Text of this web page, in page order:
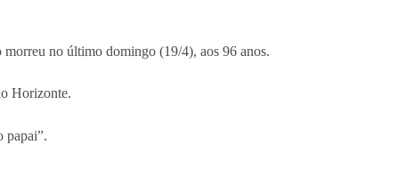
no último domingo (19/4), aos 96 anos.
Horizonte.
papai”.